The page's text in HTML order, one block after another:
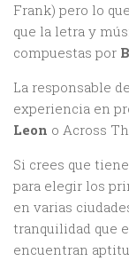
Frank) pero lo
que la letra y
compuestas por
La responsable
experiencia en
Leon o Across
Si crees que
para elegir los
en varias
tranquilidad que
encuentran